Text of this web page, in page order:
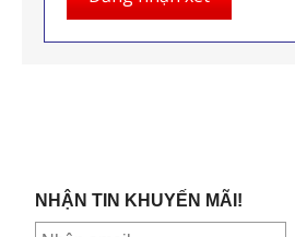
NHẬN TIN KHUYẾN MÃI!